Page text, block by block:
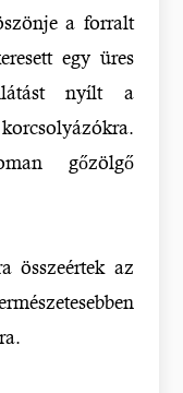
a forralt
egy üres
nyílt a
gőzölgő
összeértek az